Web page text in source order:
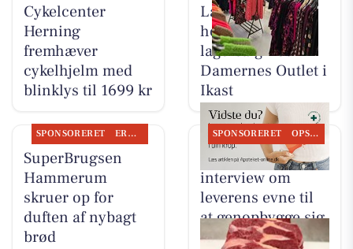
Cykelcenter
Herning
fremhæver
cykelhjelm med
blinklys til 1699 kr
Lagersalg.com
holder plus size
lagersalg hos
Damernes Outlet i
Ikast
SPONSORERET ERHVERV
SuperBrugsen
Hammerum
skruer op for
duften af nybagt
brød
SPONSORERET OPSLAGSTAVLEN
Ikast Apotek deler
interview om
leverens evne til
at genopbygge sig
selv